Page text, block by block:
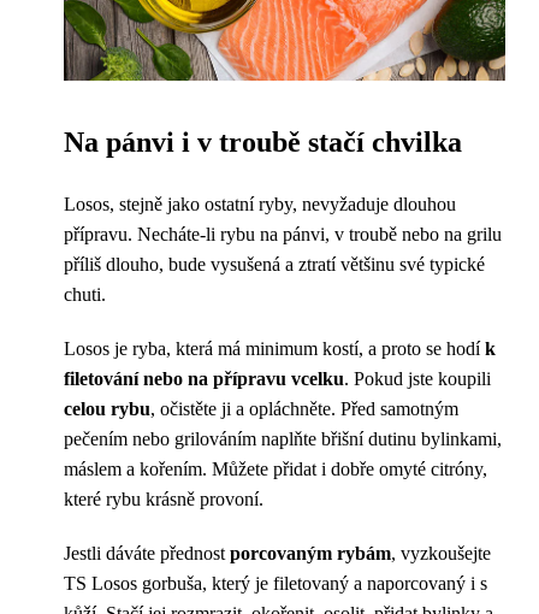
Na pánvi i v troubě stačí chvilka
Losos, stejně jako ostatní ryby, nevyžaduje dlouhou
přípravu. Necháte-li rybu na pánvi, v troubě nebo na grilu
příliš dlouho, bude vysušená a ztratí většinu své typické
chuti.
Losos je ryba, která má minimum kostí, a proto se hodík
filetování nebo na přípravu vcelku. Pokud jste koupili
celou rybu, očistěte ji a opláchněte. Před samotným
pečením nebo grilováním naplňte břišní dutinu bylinkami,
máslem a kořením. Můžete přidat i dobře omyté citróny,
které rybu krásně provoní.
Jestli dáváte přednost porcovaným rybám, vyzkoušejte
TS Losos gorbuša, který je filetovaný a naporcovaný i s